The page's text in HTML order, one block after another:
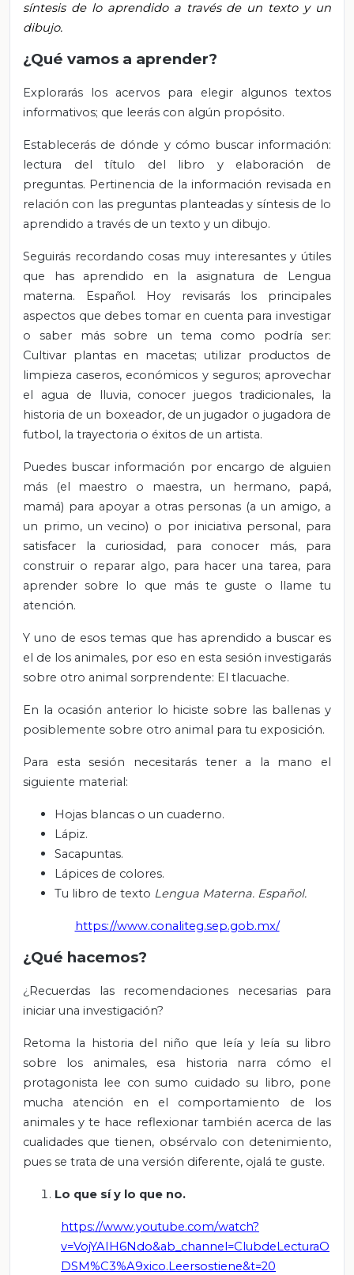
síntesis de lo aprendido a través de un texto y un
dibujo.
¿Qué vamos a aprender?
Explorarás los acervos para elegir algunos textos
informativos; que leerás con algún propósito.
Establecerás de dónde y cómo buscar información:
lectura del título del libro y elaboración de
preguntas. Pertinencia de la información revisada en
relación con las preguntas planteadas y síntesis de lo
aprendido a través de un texto y un dibujo.
Seguirás recordando cosas muy interesantes y útiles
que has aprendido en la asignatura de Lengua
materna. Español. Hoy revisarás los principales
aspectos que debes tomar en cuenta para investigar
o saber más sobre un tema como podría ser:
Cultivar plantas en macetas; utilizar productos de
limpieza caseros, económicos y seguros; aprovechar
el agua de lluvia, conocer juegos tradicionales, la
historia de un boxeador, de un jugador o jugadora de
futbol, la trayectoria o éxitos de un artista.
Puedes buscar información por encargo de alguien
más (el maestro o maestra, un hermano, papá,
mamá) para apoyar a otras personas (a un amigo, a
un primo, un vecino) o por iniciativa personal, para
satisfacer la curiosidad, para conocer más, para
construir o reparar algo, para hacer una tarea, para
aprender sobre lo que más te guste o llame tu
atención.
Y uno de esos temas que has aprendido a buscar es
el de los animales, por eso en esta sesión investigarás
sobre otro animal sorprendente: El tlacuache.
En la ocasión anterior lo hiciste sobre las ballenas y
posiblemente sobre otro animal para tu exposición.
Para esta sesión necesitarás tener a la mano el
siguiente material:
Hojas blancas o un cuaderno.
Lápiz.
Sacapuntas.
Lápices de colores.
Tu libro de texto Lengua Materna. Español.
https://www.conaliteg.sep.gob.mx/
¿Qué hacemos?
¿Recuerdas las recomendaciones necesarias para
iniciar una investigación?
Retoma la historia del niño que leía y leía su libro
sobre los animales, esa historia narra cómo el
protagonista lee con sumo cuidado su libro, pone
mucha atención en el comportamiento de los
animales y te hace reflexionar también acerca de las
cualidades que tienen, obsérvalo con detenimiento,
pues se trata de una versión diferente, ojalá te guste.
Lo que sí y lo que no.
https://www.youtube.com/watch?
v=VojYAIH6Ndo&ab_channel=ClubdeLecturaO
DSM%C3%A9xico.Leersostiene&t=20